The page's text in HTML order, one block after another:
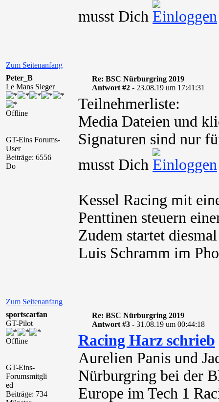
musst Dich
Zum Seitenanfang
Peter_B
Le Mans Sieger
Offline
GT-Eins Forums-
User
Beiträge: 6556
Do
Re: BSC Nürburgring 2019
Antwort #2 - 23.08.19 um 17:41:31
Teilnehmerliste:
Media Dateien und
Signaturen sind nur
musst Dich
Kessel Racing mit
Penttinen steuern
Zudem startet
Luis Schramm im
Zum Seitenanfang
sportscarfan
GT-Pilot
Offline
GT-Eins-
Forumsmitgli
ed
Beiträge: 734
Re: BSC Nürburgring 2019
Antwort #3 - 31.08.19 um 00:44:18
Racing Harz schrieb
Aurelien Panis und
Nürburgring bei der
Europe im Tech 1